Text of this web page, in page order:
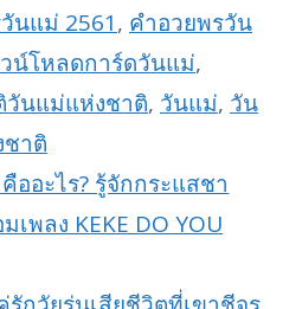
นแม่ 2561, คำอวยพรวัน
น์โหลดการ์ดวันแม่,
วันแม่แห่งชาติ, วันแม่, วัน
าติ
ออะไร? รู้จักกระแสชา
พลง KEKE DO YOU